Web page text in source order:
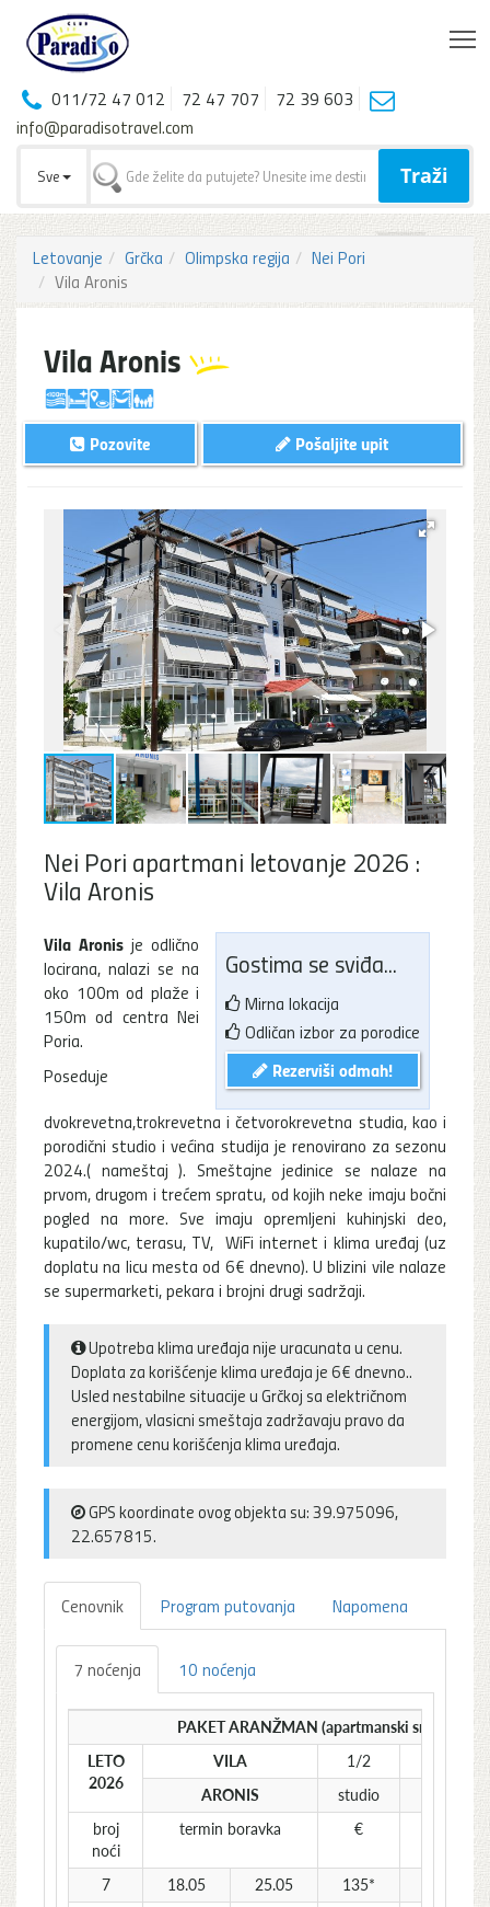
011/72 47 012 72 47 707
72 39 603
info@paradisotravel.com
Sve Traži
Letovanje Grčka Olimpska regija
Nei Pori
Vila Aronis
Vila Aronis
Pošaljite upit
Pozovite
Nei Pori apartmani letovanje 2026 :
Vila Aronis
Gostima se sviđa...
Mirna lokacija
Odličan izbor za porodice
Rezerviši odmah!
Vila Aronis je odlično
locirana, nalazi se na
oko 100m od plaže i
150m od centra Nei
Poria.
Poseduje
dvokrevetna,trokrevetna i četvorokrevetna studia, kao i
porodični studio i većina studija je renovirano za sezonu
2024.( nameštaj ). Smeštajne jedinice se nalaze na
prvom, drugom i trećem spratu, od kojih neke imaju bočni
pogled na more. Sve imaju opremljeni kuhinjski deo,
kupatilo/wc, terasu, TV, WiFi internet i klima uređaj (uz
doplatu na licu mesta od 6€ dnevno). U blizini vile nalaze
se supermarketi, pekara i brojni drugi sadržaji.
Upotreba klima uređaja nije uracunata u cenu.
Doplata za korišćenje klima uređaja je 6€ dnevno..
Usled nestabilne situacije u Grčkoj sa električnom
energijom, vlasicni smeštaja zadržavaju pravo da
promene cenu korišćenja klima uređaja.
GPS koordinate ovog objekta su: 39.975096,
22.657815.
Cenovnik Program putovanja Napomena
7 noćenja 10 noćenja
PAKET ARANŽMAN (apartmanski smeštaj i
LETO
2026
VILA 1/2
1/2
ARONIS
studio
broj
noći
termin boravka €
7 18.05 25.05 135*